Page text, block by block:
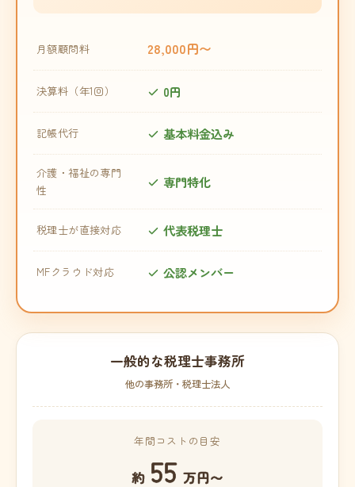
月額顧問料 28,000円〜
決算料（年1回） 0円
記帳代行 基本料金込み
介護・福祉の専門
性
専門特化
税理士が直接対応 代表税理士
MFクラウド対応 公認メンバー
一般的な税理士事務所
他の事務所・税理士法人
年間コストの目安
約 55 万円〜